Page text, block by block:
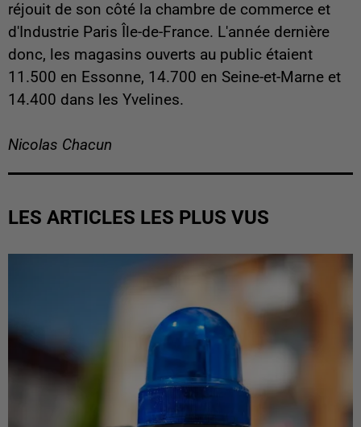
réjouit de son côté la chambre de commerce et
d'Industrie Paris Île-de-France. L'année dernière
donc, les magasins ouverts au public étaient
11.500 en Essonne, 14.700 en Seine-et-Marne et
14.400 dans les Yvelines.
Nicolas Chacun
LES ARTICLES LES PLUS VUS